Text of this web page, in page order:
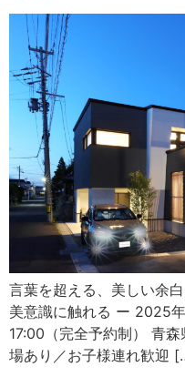
言葉を超える、美しい余
美意識に触れる ー 2025
17:00（完全予約制） 青
場あり／お子様連れ歓迎